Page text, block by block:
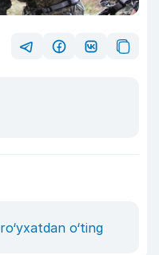
ro‘yxatdan o‘ting